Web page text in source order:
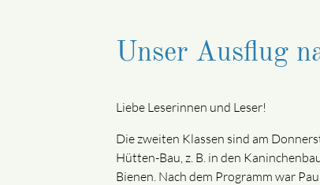
Suchbegriffe
Unser Ausflug
Liebe Leserinnen und Leser!
Die zweiten Klassen sind am
Hütten-Bau, z. B. in den
Bienen. Nach dem Programm war